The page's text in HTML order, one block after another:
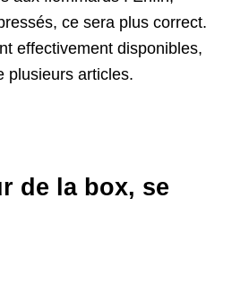
ce sera plus correct.
effectivement disponibles,
plusieurs articles.
de la box, se